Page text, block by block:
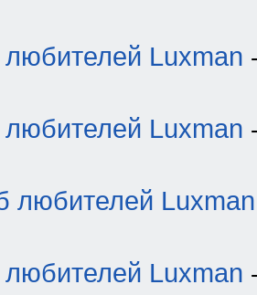
Luxman
Luxman
любителей Luxman
Luxman